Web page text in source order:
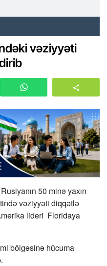
vəziyyəti
50 minə yaxın
vəziyyəti diqqətlə
lideri Floridaya
bölgəsinə hücuma